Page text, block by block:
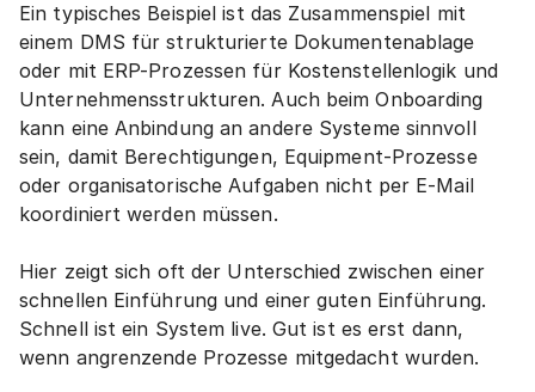
Ein typisches Beispiel ist das Zusammenspiel mit
einem DMS für strukturierte Dokumentenablage
oder mit ERP-Prozessen für Kostenstellenlogik und
Unternehmensstrukturen. Auch beim Onboarding
kann eine Anbindung an andere Systeme sinnvoll
sein, damit Berechtigungen, Equipment-Prozesse
oder organisatorische Aufgaben nicht per E-Mail
koordiniert werden müssen.
Hier zeigt sich oft der Unterschied zwischen einer
schnellen Einführung und einer guten Einführung.
Schnell ist ein System live. Gut ist es erst dann,
wenn angrenzende Prozesse mitgedacht wurden.